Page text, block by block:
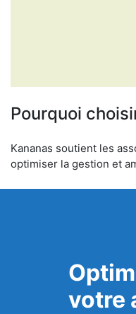
Pourquoi
Kananas soutient les
optimiser la gestion et
votre